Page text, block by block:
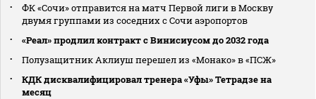
ФК «Сочи» отправится на матч Первой лиги в Москву
двумя группами из соседних с Сочи аэропортов
«Реал» продлил контракт с Винисиусом до 2032 года
Полузащитник Аклиуш перешел из «Монако» в «ПСЖ»
КДК дисквалифицировал тренера «Уфы» Тетрадзе на
месяц